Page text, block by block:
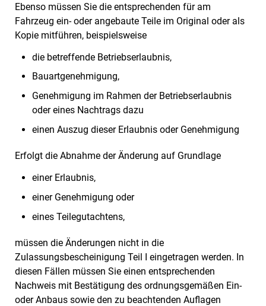
Ebenso müssen Sie die entsprechenden für am
Fahrzeug ein- oder angebaute Teile im Original oder als
Kopie mitführen, beispielsweise
die betreffende Betriebserlaubnis,
Bauartgenehmigung,
Genehmigung im Rahmen der Betriebserlaubnis
oder eines Nachtrags dazu
einen Auszug dieser Erlaubnis oder Genehmigung
Erfolgt die Abnahme der Änderung auf Grundlage
einer Erlaubnis,
einer Genehmigung oder
eines Teilegutachtens,
müssen die Änderungen nicht in die
Zulassungsbescheinigung Teil I eingetragen werden. In
diesen Fällen müssen Sie einen entsprechenden
Nachweis mit Bestätigung des ordnungsgemäßen Ein-
oder Anbaus sowie den zu beachtenden Auflagen